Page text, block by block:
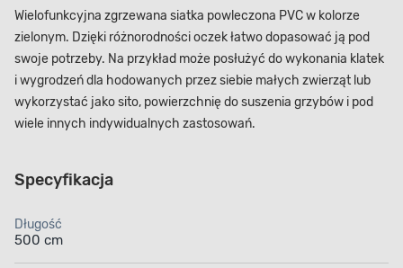
Wielofunkcyjna zgrzewana siatka powleczona PVC w kolorze
zielonym. Dzięki różnorodności oczek łatwo dopasować ją pod
swoje potrzeby. Na przykład może posłużyć do wykonania klatek
i wygrodzeń dla hodowanych przez siebie małych zwierząt lub
wykorzystać jako sito, powierzchnię do suszenia grzybów i pod
wiele innych indywidualnych zastosowań.
Specyfikacja
Długość
500 cm